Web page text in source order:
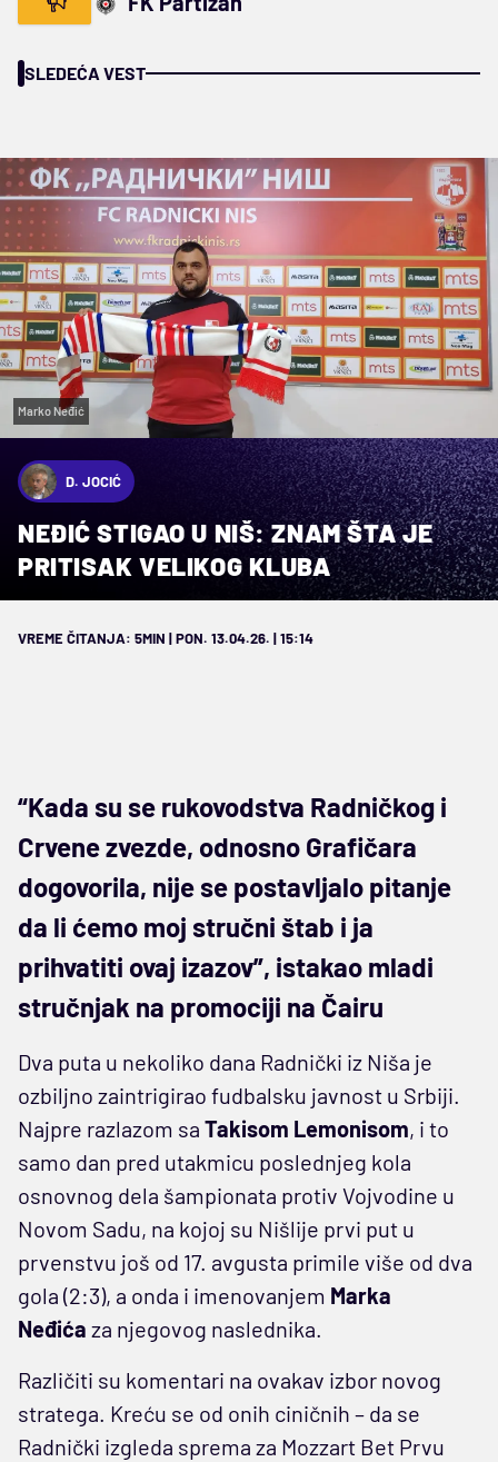
SLEDEĆA VEST
Marko Neđić
D. JOCIĆ
NEĐIĆ STIGAO U NIŠ: ZNAM ŠTA JE
PRITISAK VELIKOG KLUBA
VREME ČITANJA: 5MIN | PON. 13.04.26. | 15:14
“Kada su se rukovodstva Radničkog i
Crvene zvezde, odnosno Grafičara
dogovorila, nije se postavljalo pitanje
da li ćemo moj stručni štab i ja
prihvatiti ovaj izazov”, istakao mladi
stručnjak na promociji na Čairu
Dva puta u nekoliko dana Radnički iz Niša je
ozbiljno zaintrigirao fudbalsku javnost u Srbiji.
Najpre razlazom sa Takisom Lemonisom, i to
samo dan pred utakmicu poslednjeg kola
osnovnog dela šampionata protiv Vojvodine u
Novom Sadu, na kojoj su Nišlije prvi put u
prvenstvu još od 17. avgusta primile više od dva
gola (2:3), a onda i imenovanjem Marka
Neđića za njegovog naslednika.
Različiti su komentari na ovakav izbor novog
stratega. Kreću se od onih ciničnih – da se
Radnički izgleda sprema za Mozzart Bet Prvu